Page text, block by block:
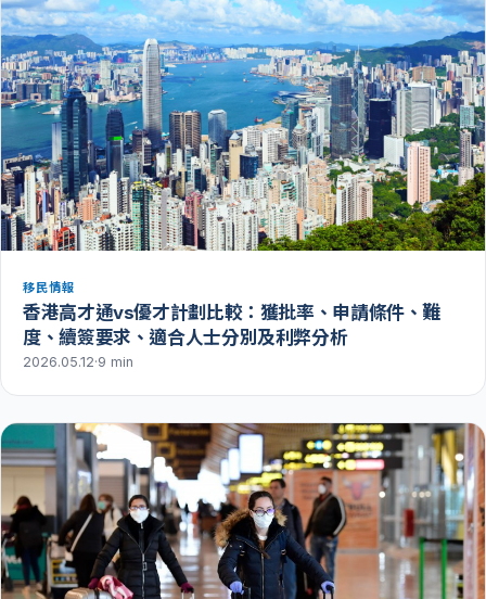
移民情報
香港高才通vs優才計劃比較：獲批率、申請條件、難
度、續簽要求、適合人士分別及利弊分析
2026.05.12·9 min